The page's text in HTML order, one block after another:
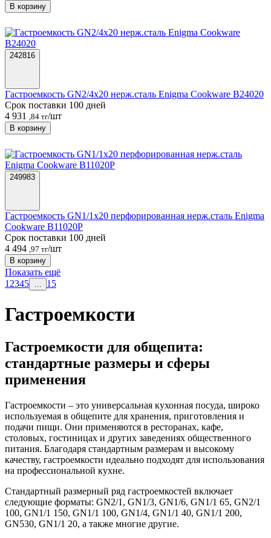
В корзину
242816
Гастроемкость GN2/4х20 нерж.сталь Enigma Cookware B24020
Срок поставки 100 дней
4 931
,84 тг/шт
В корзину
249983
Гастроемкость GN1/1х20 перфорированная нерж.сталь Enigma
Cookware B11020P
Срок поставки 100 дней
4 494 ,97 тг/шт
В корзину
Показать ещё
1 2345 15
Гастроемкости
Гастроемкости для общепита:
стандартные размеры и сферы
применения
Гастроемкости – это универсальная кухонная посуда, широко
используемая в общепите для хранения, приготовления и
подачи пищи. Они применяются в ресторанах, кафе,
столовых, гостиницах и других заведениях общественного
питания. Благодаря стандартным размерам и высокому
качеству, гастроемкости идеально подходят для использования
на профессиональной кухне.
Стандартный размерный ряд гастроемкостей включает
следующие форматы: GN2/1, GN1/3, GN1/6, GN1/1 65, GN2/1
100, GN1/1 150, GN1/1 100, GN1/4, GN1/1 40, GN1/1 200,
GN530, GN1/1 20, а также многие другие.